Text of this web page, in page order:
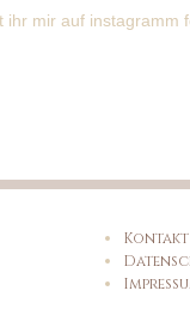
mir auf instagramm
Kontakt